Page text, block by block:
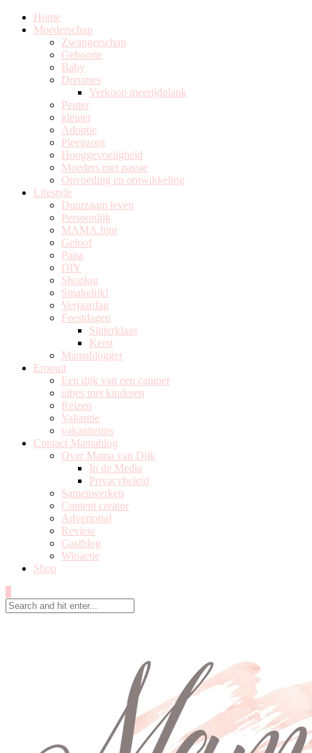
Home
Moederschap
Zwangerschap
Geboorte
Baby
Dreumes
Verkoop meerijdplank
Peuter
kleuter
Adoptie
Pleegzorg
Hooggevoeligheid
Moeders met passie
Opvoeding en ontwikkeling
Lifestyle
Duurzaam leven
Persoonlijk
MAMA.lijnt
Geloof
Papa
DIY
Shoplog
Smakelijk!
Verjaardag
Feestdagen
Sinterklaas
Kerst
Mamablogger
Eropuit
Een dijk van een camper
uitjes met kinderen
Reizen
Vakantie
vakantietips
Contact Mamablog
Over Mama van Dijk
In de Media
Privacybeleid
Samenwerken
Content creator
Advertorial
Review
Gastblog
Winactie
Shop